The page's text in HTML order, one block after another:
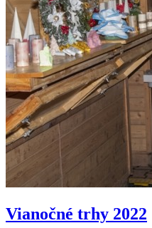
Vianočné trhy 2022